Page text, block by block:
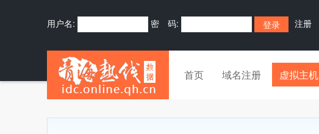
用户名: 密 码: 注册
首页 域名注册 虚拟主机